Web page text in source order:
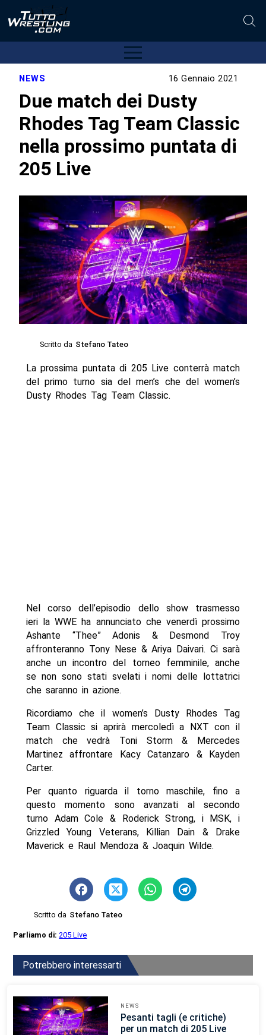
NEWS 16 Gennaio 2021
Due match dei Dusty
Rhodes Tag Team Classic
nella prossimo puntata di
205 Live
Scritto da Stefano Tateo
La prossima puntata di 205 Live conterrà match
del primo turno sia del men’s che del women’s
Dusty Rhodes Tag Team Classic.
Nel corso dell’episodio dello show trasmesso
ieri la WWE ha annunciato che venerdì prossimo
Ashante “Thee” Adonis & Desmond Troy
affronteranno Tony Nese & Ariya Daivari. Ci sarà
anche un incontro del torneo femminile, anche
se non sono stati svelati i nomi delle lottatrici
che saranno in azione.
Ricordiamo che il women’s Dusty Rhodes Tag
Team Classic si aprirà mercoledì a NXT con il
match che vedrà Toni Storm & Mercedes
Martinez affrontare Kacy Catanzaro & Kayden
Carter.
Per quanto riguarda il torno maschile, fino a
questo momento sono avanzati al secondo
turno Adam Cole & Roderick Strong, i MSK, i
Grizzled Young Veterans, Killian Dain & Drake
Maverick e Raul Mendoza & Joaquin Wilde.
Scritto da Stefano Tateo
Parliamo di: 205 Live
Potrebbero interessarti
NEWS
Pesanti tagli (e critiche)
per un match di 205 Live